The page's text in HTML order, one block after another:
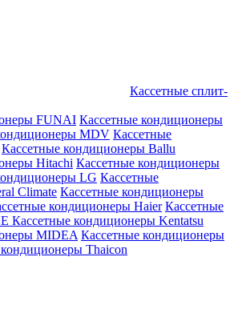
Кассетные сплит-
FUNAI Кассетные кондиционеры
MDV Кассетные
Кассетные кондиционеры Ballu
Hitachi Кассетные кондиционеры
LG Кассетные
Climate Кассетные кондиционеры
кондиционеры Haier Кассетные
Кассетные кондиционеры Kentatsu
MIDEA Кассетные кондиционеры
Thaicon